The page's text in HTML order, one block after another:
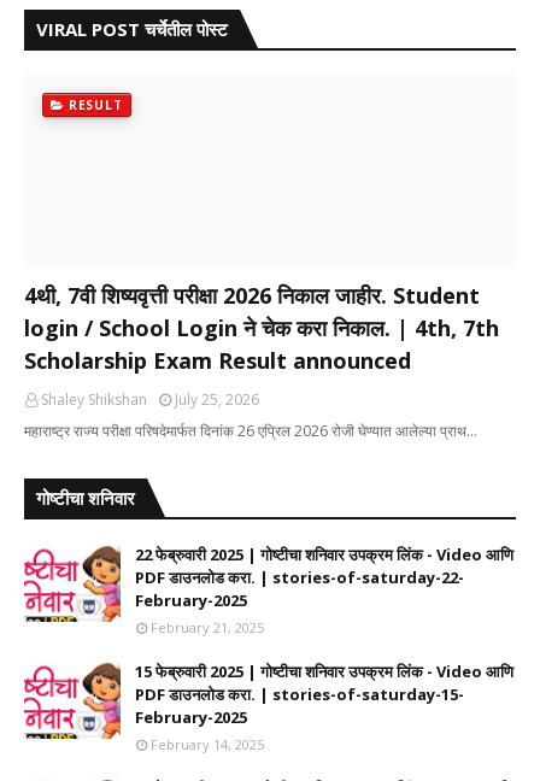
VIRAL POST चर्चेतील पोस्ट
RESULT
4थी, 7वी शिष्यवृत्ती परीक्षा 2026 निकाल जाहीर. Student
login / School Login ने चेक करा निकाल. | 4th, 7th
Scholarship Exam Result announced
Shaley Shikshan
July 25, 2026
महाराष्ट्र राज्य परीक्षा परिषदेमार्फत दिनांक 26 एप्रिल 2026 रोजी घेण्यात आलेल्या प्राथ…
गोष्टीचा शनिवार
22 फेब्रुवारी 2025 | गोष्टीचा शनिवार उपक्रम लिंक - Video आणि
PDF डाउनलोड करा. | stories-of-saturday-22-
February-2025
February 21, 2025
15 फेब्रुवारी 2025 | गोष्टीचा शनिवार उपक्रम लिंक - Video आणि
PDF डाउनलोड करा. | stories-of-saturday-15-
February-2025
February 14, 2025